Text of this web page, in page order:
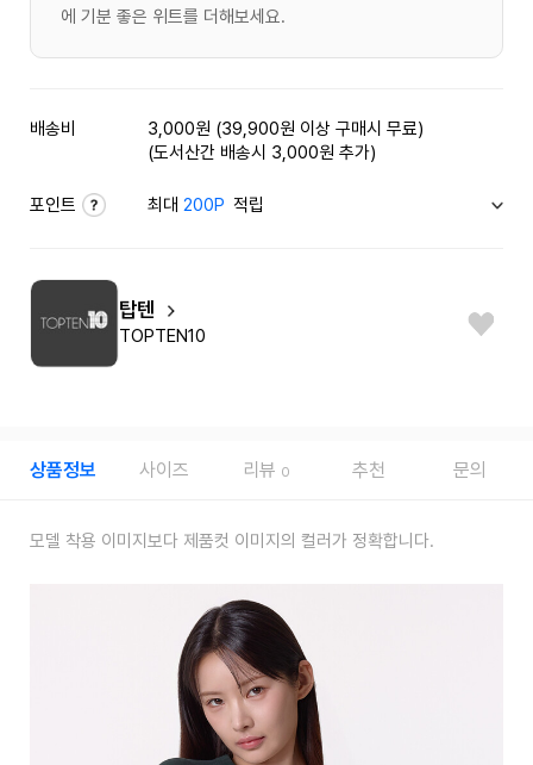
에 기분 좋은 위트를 더해보세요.
배송비
3,000원 (39,900원 이상 구매시 무료)
(도서산간 배송시 3,000원 추가)
포인트 최대200P 적립
탑텐
TOPTEN10
상품정보 사이즈 리뷰 0 추천 문의
모델 착용 이미지보다 제품컷 이미지의 컬러가 정확합니다.